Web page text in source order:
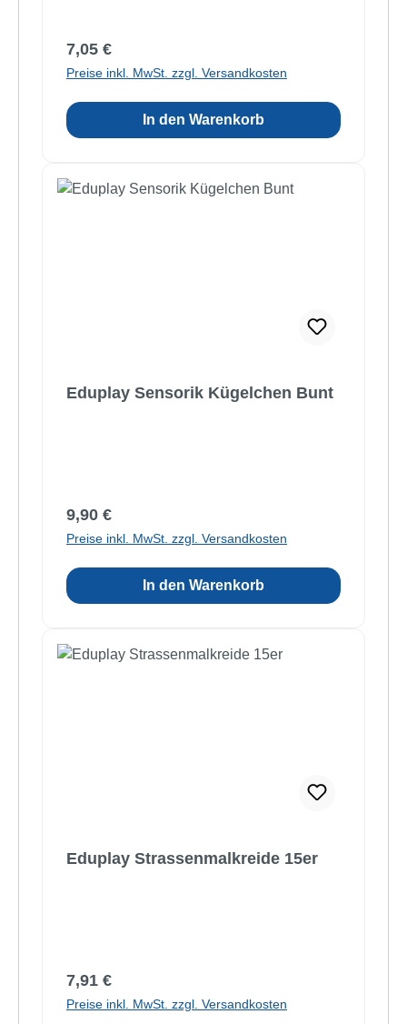
Regulärer Preis:
7,05 €
Preise inkl. MwSt. zzgl. Versandkosten
In den Warenkorb
Eduplay Sensorik Kügelchen Bunt
Regulärer Preis:
9,90 €
Preise inkl. MwSt. zzgl. Versandkosten
In den Warenkorb
Eduplay Strassenmalkreide 15er
Regulärer Preis:
7,91 €
Preise inkl. MwSt. zzgl. Versandkosten